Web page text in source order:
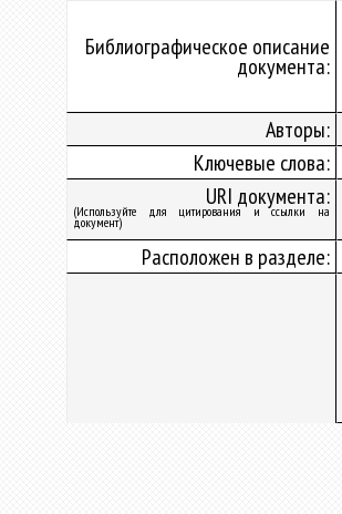
Библиографическое описание
документа:
Авторы:
Ключевые слова:
URI документа:
(Используйте для цитирования и ссылки на
документ)
Расположен в разделе: